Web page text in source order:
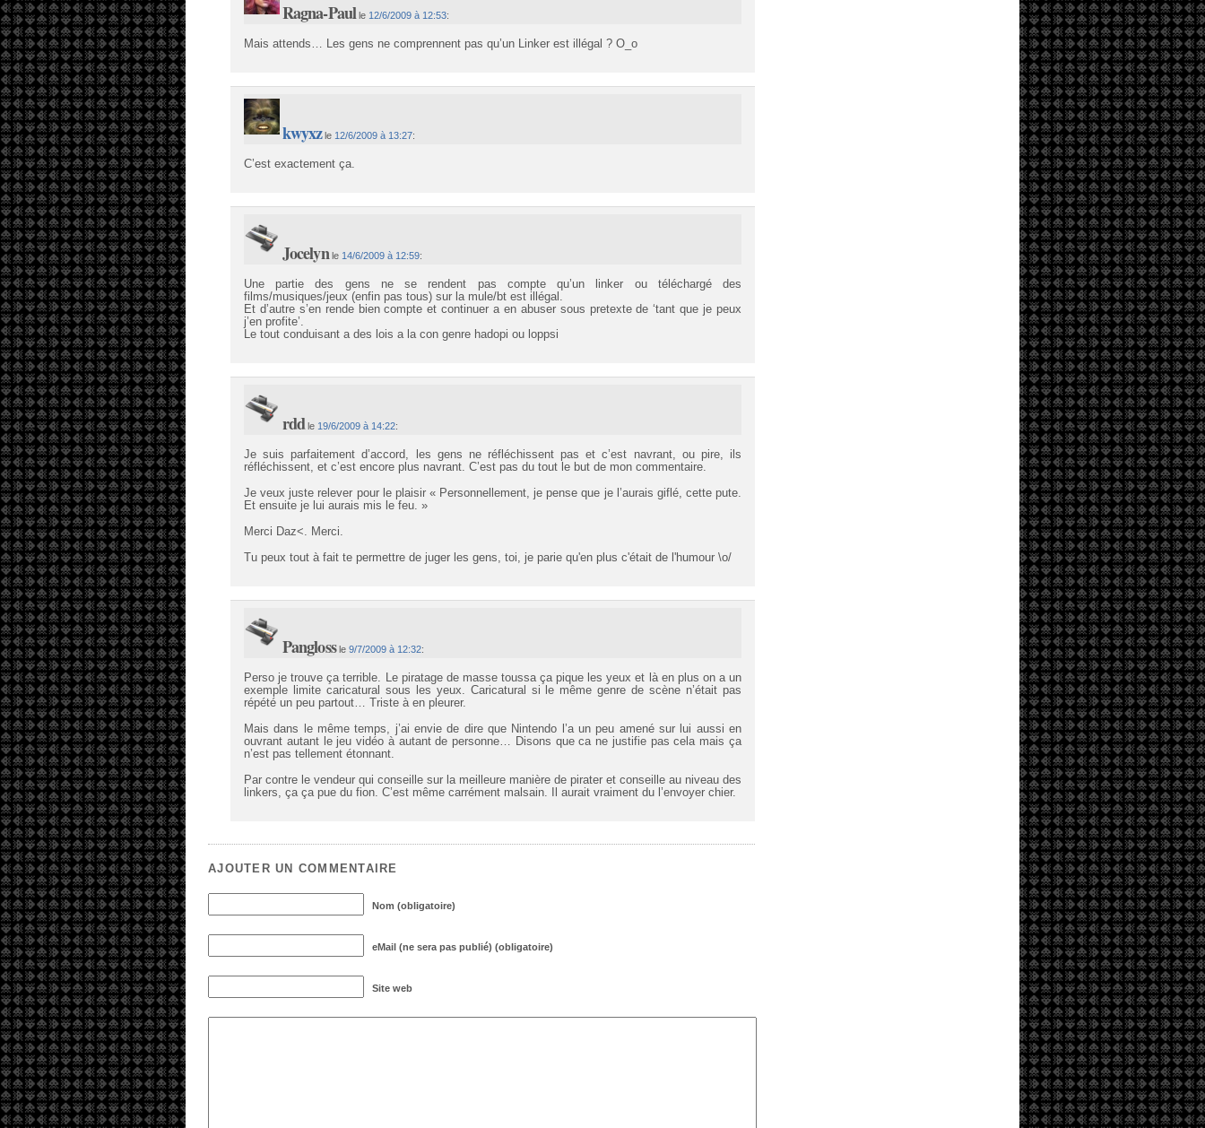
Ragna-Paul le 12/6/2009 à 12:53:
Mais attends… Les gens ne comprennent pas qu’un Linker est illégal ? O_o
kwyxzle 12/6/2009 à 13:27:
C’est exactement ça.
Jocelynle 14/6/2009 à 12:59:
Une partie des gens ne se rendent pas compte qu’un linker ou téléchargé des
films/musiques/jeux (enfin pas tous) sur la mule/bt est illégal.
Et d’autre s’en rende bien compte et continuer a en abuser sous pretexte de ‘tant que je peux
j’en profite’.
Le tout conduisant a des lois a la con genre hadopi ou loppsi
rdd le 19/6/2009 à 14:22:
Je suis parfaitement d’accord, les gens ne réfléchissent pas et c’est navrant, ou pire, ils
réfléchissent, et c’est encore plus navrant. C’est pas du tout le but de mon commentaire.
Je veux juste relever pour le plaisir « Personnellement, je pense que je l’aurais giflé, cette pute.
Et ensuite je lui aurais mis le feu. »
Merci Daz<. Merci.
Tu peux tout à fait te permettre de juger les gens, toi, je parie qu'en plus c'était de l'humour \o/
Panglossle 9/7/2009 à 12:32:
Perso je trouve ça terrible. Le piratage de masse toussa ça pique les yeux et là en plus on a un
exemple limite caricatural sous les yeux. Caricatural si le même genre de scène n’était pas
répété un peu partout… Triste à en pleurer.
Mais dans le même temps, j’ai envie de dire que Nintendo l’a un peu amené sur lui aussi en
ouvrant autant le jeu vidéo à autant de personne… Disons que ca ne justifie pas cela mais ça
n’est pas tellement étonnant.
Par contre le vendeur qui conseille sur la meilleure manière de pirater et conseille au niveau des
linkers, ça ça pue du fion. C’est même carrément malsain. Il aurait vraiment du l’envoyer chier.
AJOUTER UN COMMENTAIRE
Nom (obligatoire)
eMail (ne sera pas publié) (obligatoire)
Site web